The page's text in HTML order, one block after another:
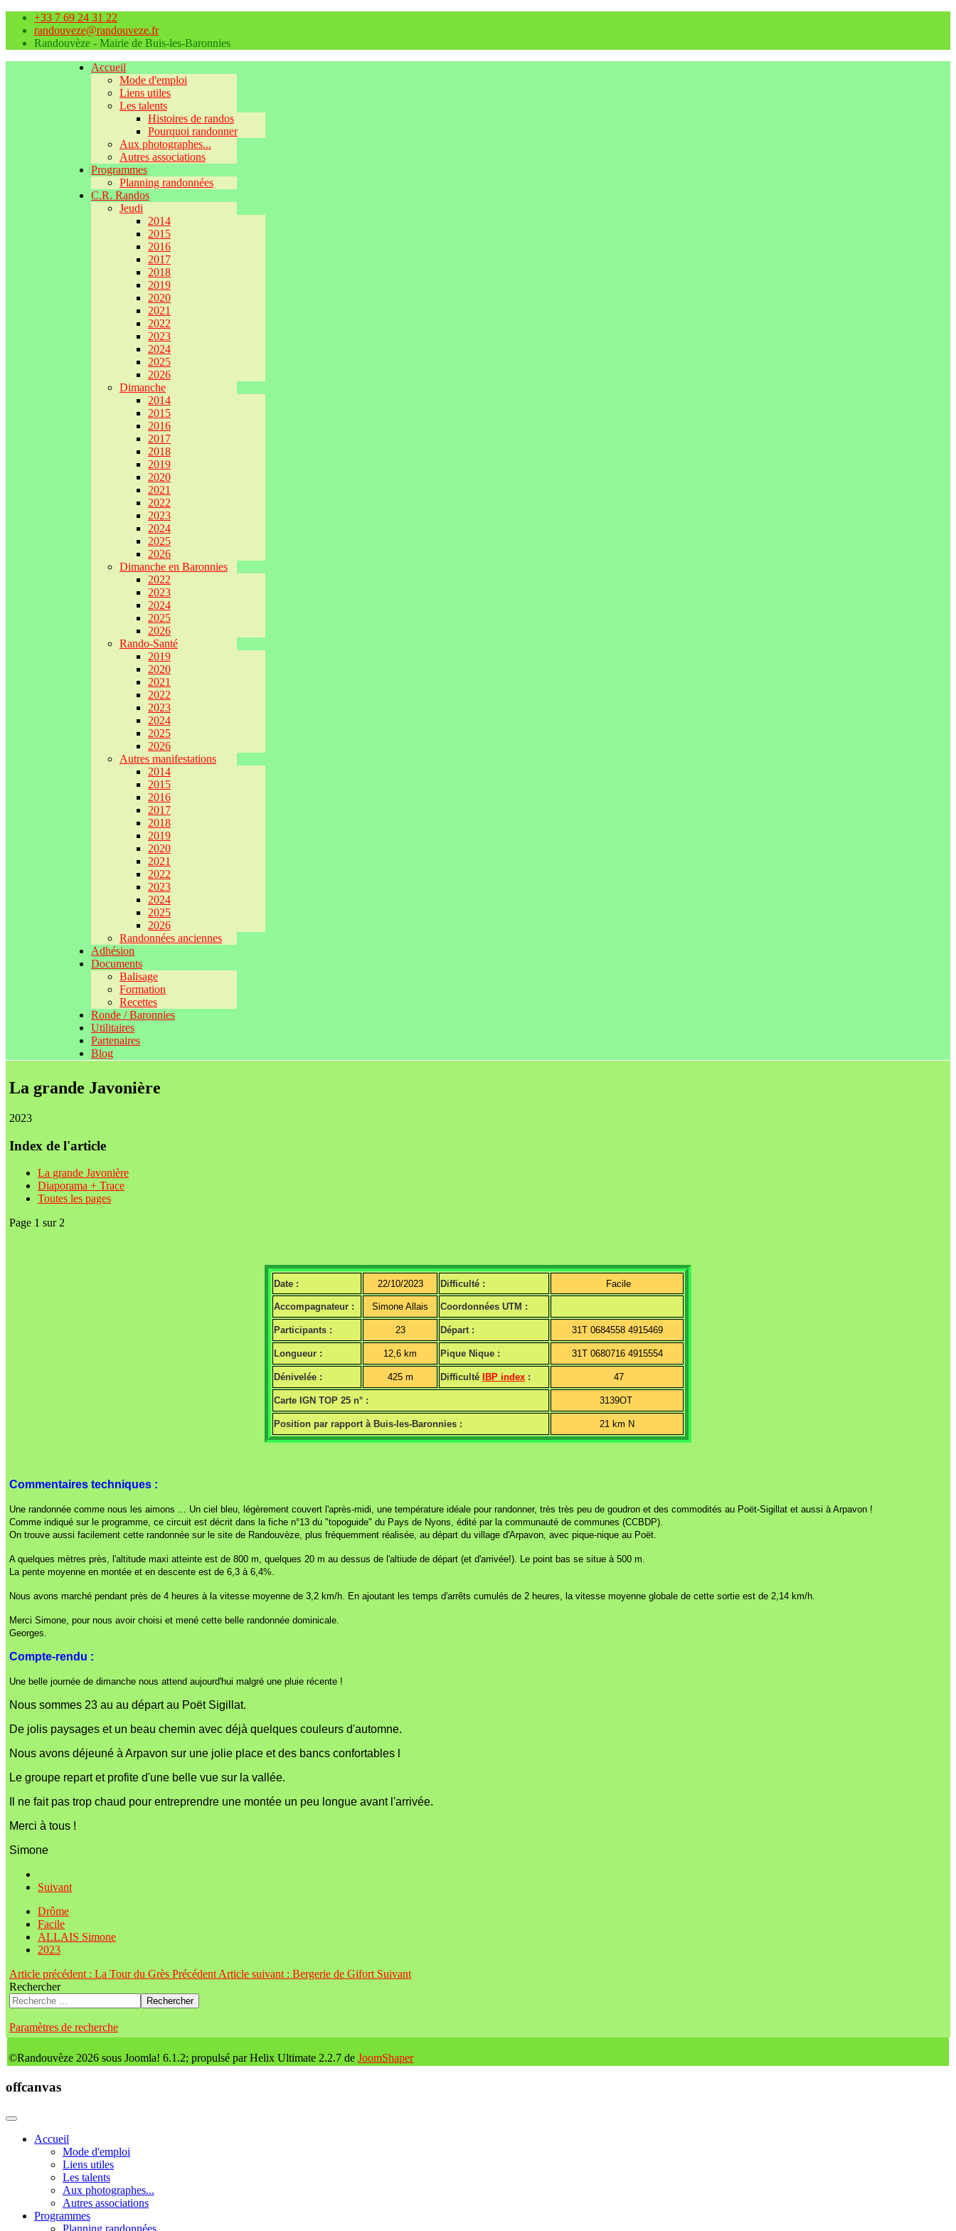
+33 7 69 24 31 22
randouveze@randouveze.fr
Randouvèze - Mairie de Buis-les-Baronnies
Accueil
Mode d'emploi
Liens utiles
Les talents
Histoires de randos
Pourquoi randonner
Aux photographes...
Autres associations
Programmes
Planning randonnées
C.R. Randos
Jeudi
2014
2015
2016
2017
2018
2019
2020
2021
2022
2023
2024
2025
2026
Dimanche
2014
2015
2016
2017
2018
2019
2020
2021
2022
2023
2024
2025
2026
Dimanche en Baronnies
2022
2023
2024
2025
2026
Rando-Santé
2019
2020
2021
2022
2023
2024
2025
2026
Autres manifestations
2014
2015
2016
2017
2018
2019
2020
2021
2022
2023
2024
2025
2026
Randonnées anciennes
Adhésion
Documents
Balisage
Formation
Recettes
Ronde / Baronnies
Utilitaires
Partenaires
Blog
La grande Javonière
2023
Index de l'article
La grande Javonière
Diaporama + Trace
Toutes les pages
Page 1 sur 2
Date : 22/10/2023 Difficulté : Facile
Accompagnateur : Simone Allais Coordonnées UTM :
Participants : 23 Départ : 31T 0684558 4915469
Longueur : 12,6 km Pique Nique : 31T 0680716 4915554
Dénivelée : 425 m Difficulté IBP index : 47
Carte IGN TOP 25 n° : 3139OT
Position par rapport à Buis-les-Baronnies : 21 km N
Commentaires techniques :
Une randonnée comme nous les aimons ... Un ciel bleu, légèrement couvert l'après-midi, une température idéale pour randonner, très très peu de goudron et des commodités au Poët-Sigillat et aussi à Arpavon !
Comme indiqué sur le programme, ce circuit est décrit dans la fiche n°13 du "topoguide" du Pays de Nyons, édité par la communauté de communes (CCBDP).
On trouve aussi facilement cette randonnée sur le site de Randouvèze, plus fréquemment réalisée, au départ du village d'Arpavon, avec pique-nique au Poët.
A quelques mètres près, l'altitude maxi atteinte est de 800 m, quelques 20 m au dessus de l'altiude de départ (et d'arrivée!). Le point bas se situe à 500 m.
La pente moyenne en montée et en descente est de 6,3 à 6,4%.
Nous avons marché pendant près de 4 heures à la vitesse moyenne de 3,2 km/h. En ajoutant les temps d'arrêts cumulés de 2 heures, la vitesse moyenne globale de cette sortie est de 2,14 km/h.
Merci Simone, pour nous avoir choisi et mené cette belle randonnée dominicale.
Georges.
Compte-rendu :
Une belle journée de dimanche nous attend aujourd'hui malgré une pluie récente !
Nous sommes 23 au au départ au Poët Sigillat.
De jolis paysages et un beau chemin avec déjà quelques couleurs d'automne.
Nous avons déjeuné à Arpavon sur une jolie place et des bancs confortables l
Le groupe repart et profite d'une belle vue sur la vallée.
Il ne fait pas trop chaud pour entreprendre une montée un peu longue avant l'arrivée.
Merci à tous !
Simone
Suivant
Drôme
Facile
ALLAIS Simone
2023
Article précédent : La Tour du Grès Précédent Article suivant : Bergerie de Gifort Suivant
Rechercher
Rechercher
Paramètres de recherche
©Randouvèze 2026 sous Joomla! 6.1.2; propulsé par Helix Ultimate 2.2.7 de JoomShaper
offcanvas
Accueil
Mode d'emploi
Liens utiles
Les talents
Aux photographes...
Autres associations
Programmes
Planning randonnées